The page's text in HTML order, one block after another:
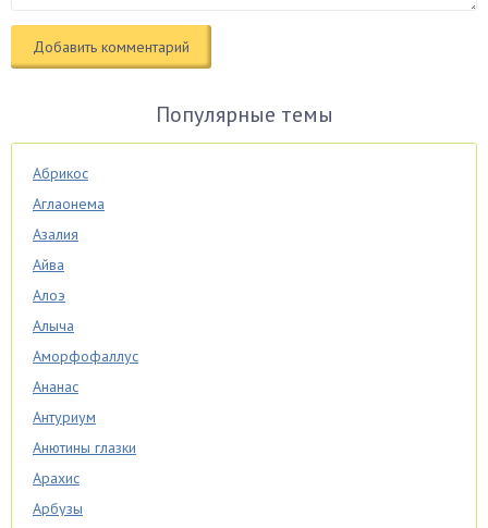
Популярные темы
Абрикос
Аглаонема
Азалия
Айва
Алоэ
Алыча
Аморфофаллус
Ананас
Антуриум
Анютины глазки
Арахис
Арбузы